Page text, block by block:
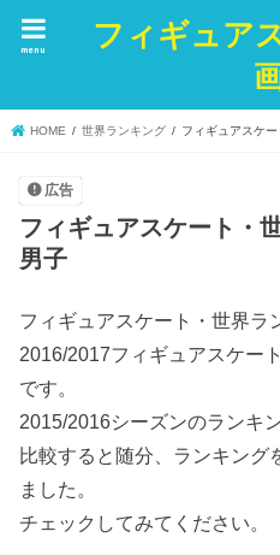
フィギュア
menu
HOME 世界ランキング フィギュアスケ
広告
フィギュアスケート・
男子
フィギュアスケート・世界ラ
2016/2017フィギュアスケー
です。
2015/2016シーズンのランキ
比較すると随分、ランキング
ました。
チェックしてみてください。